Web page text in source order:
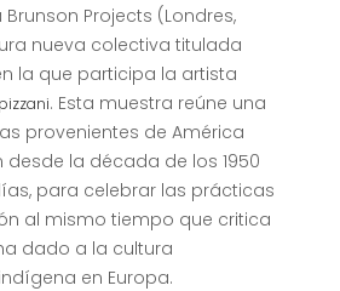
Projects (Londres,
nueva colectiva titulada
la que participa la artista
. Esta muestra reúne una
provenientes de América
desde la década de los 1950
para celebrar las prácticas
al mismo tiempo que critica
dado a la cultura
en Europa.